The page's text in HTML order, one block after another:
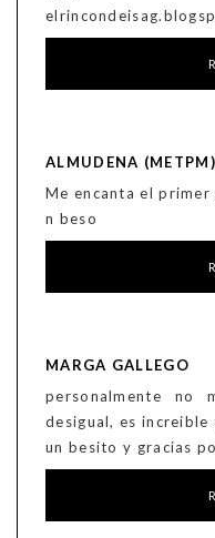
ALMUDENA (METPM)
Me encanta el
n beso
MARGA GALLEGO
personalmente
desigual, es increible
un besito y gracias